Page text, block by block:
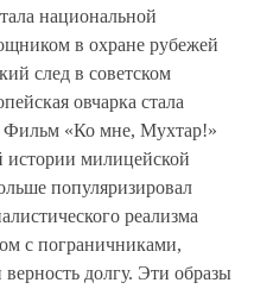
национальной
в охране рубежей
след в советском
овчарка стала
Фильм «Ко мне, Мухтар!»
истории милицейской
популяризировал
реализма
с пограничниками,
долгу. Эти образы